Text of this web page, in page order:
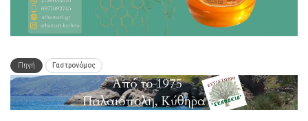
Πηγή Γαστρονόμος